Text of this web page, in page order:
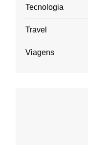
Tecnologia
Travel
Viagens